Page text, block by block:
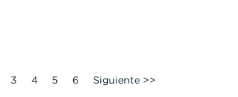
3 4 5 6 Siguiente >>